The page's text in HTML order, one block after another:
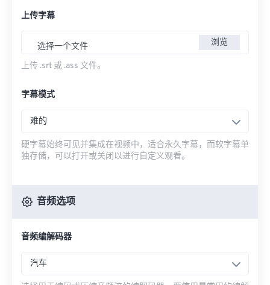
上传字幕
选择一个文件 浏览
上传 .srt 或 .ass 文件。
字幕模式
难的
硬字幕始终可见并集成在视频中，适合永久字幕，而软字幕单
独存储，可以打开或关闭以进行自定义观看。
音频选项
音频编解码器
汽车